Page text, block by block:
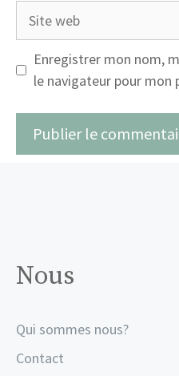
Site
Enregistrer mon nom,
le navigateur pour mon
Nous
Qui sommes nous?
Contact